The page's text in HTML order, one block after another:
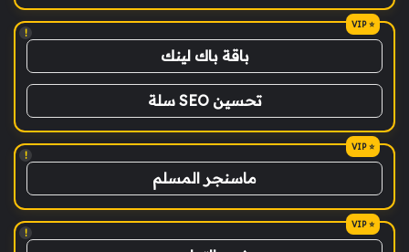
!
باقة باك لينك
تحسين SEO سلة
!
ماسنجر المسلم
!